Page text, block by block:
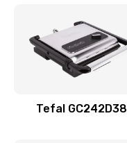
Tefal GC242D38